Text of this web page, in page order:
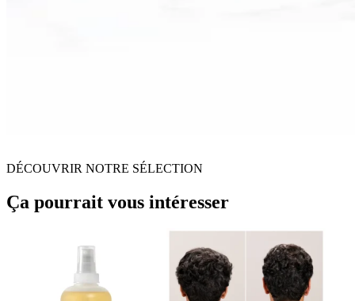
DÉCOUVRIR NOTRE SÉLECTION
Ça pourrait vous intéresser